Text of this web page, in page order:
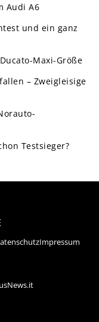
Audi A6
und ein ganz
Maxi-Größe
– Zweigleisige
Testsieger?
Impressum